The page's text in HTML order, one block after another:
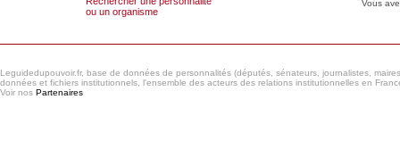
ou un organisme
Vous
Leguidedupouvoir.fr, base de données de personnalités (députés, sénateurs, journalistes,
données et fichiers institutionnels, l'ensemble des acteurs des relations institutionnelles en
Voir nos Partenaires